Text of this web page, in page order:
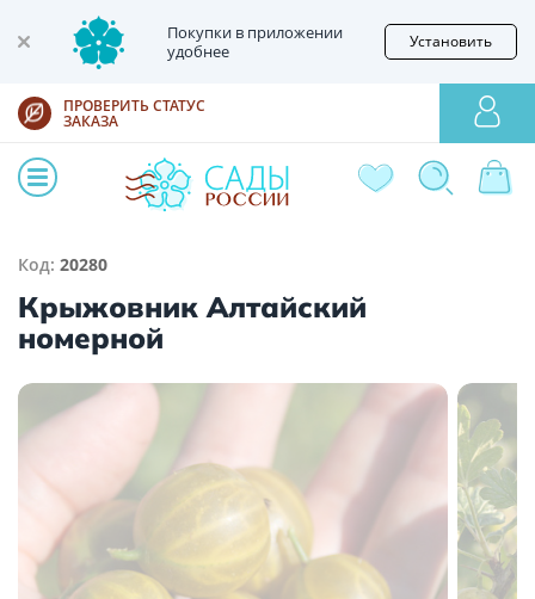
Покупки в приложении
удобнее
Установить
ПРОВЕРИТЬ СТАТУС
ЗАКАЗА
Код: 20280
Крыжовник Алтайский
номерной